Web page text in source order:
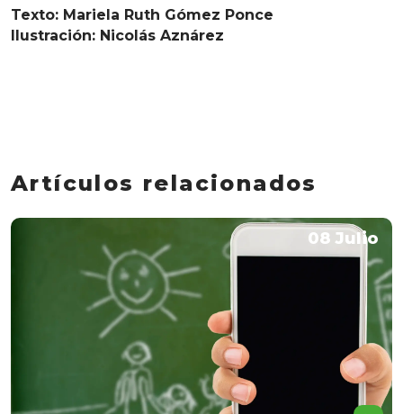
Texto: Mariela Ruth Gómez Ponce
Ilustración: Nicolás Aznárez
Artículos relacionados
08 Julio